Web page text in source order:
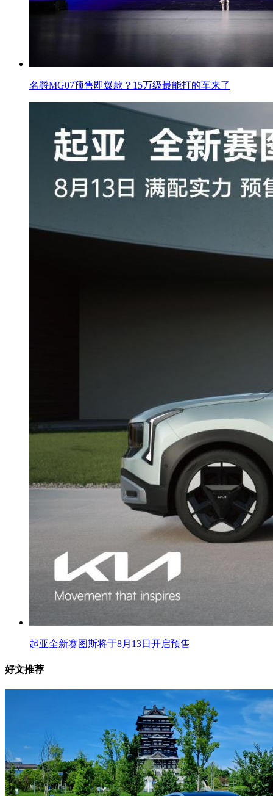
名爵MG07预售即爆款？15万级最能打的车来了
起亚全新赛图斯将于8月13日开启预售
好文推荐